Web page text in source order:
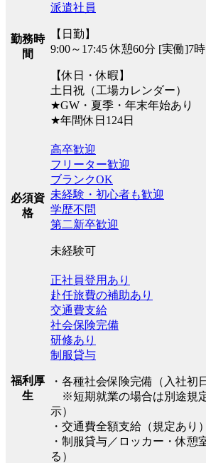
勤務時
間
派遣社員
【日勤】
9:00～17:45 休憩60分 [実働]7
【休日・休暇】
土日祝（工場カレンダー）
★GW・夏季・年末年始あり
★年間休日124日
必須資
格
高卒歓迎
フリーター歓迎
ブランクOK
未経験・初心者も歓迎
学歴不問
第二新卒歓迎
未経験可
福利厚
生
正社員登用あり
赴任旅費の補助あり
交通費支給
社会保険完備
研修あり
制服貸与
・各種社会保険完備（入社初
※短期就業の場合は別途規
示）
・交通費全額支給（規定あり）
・制服貸与／ロッカー・休憩
る）